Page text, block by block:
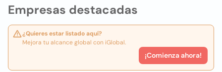
Empresas destacadas
¿Quieres estar listado aquí?
Mejora tu alcance global con iGlobal.
¡Comienza ahora!